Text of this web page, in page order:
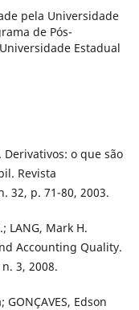
pela Universidade
de Pós-
Estadual
Derivativos: o que são
Revista
32, p. 71-80, 2003.
LANG, Mark H.
Accounting Quality.
3, 2008.
Edson